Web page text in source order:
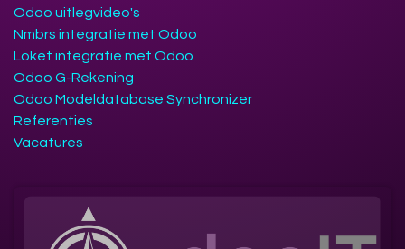
Odoo uitlegvideo's
Nmbrs integratie met Odoo
Loket integratie met Odoo
Odoo G-Rekening
Odoo Modeldatabase Synchronizer
Referenties
Vacatures